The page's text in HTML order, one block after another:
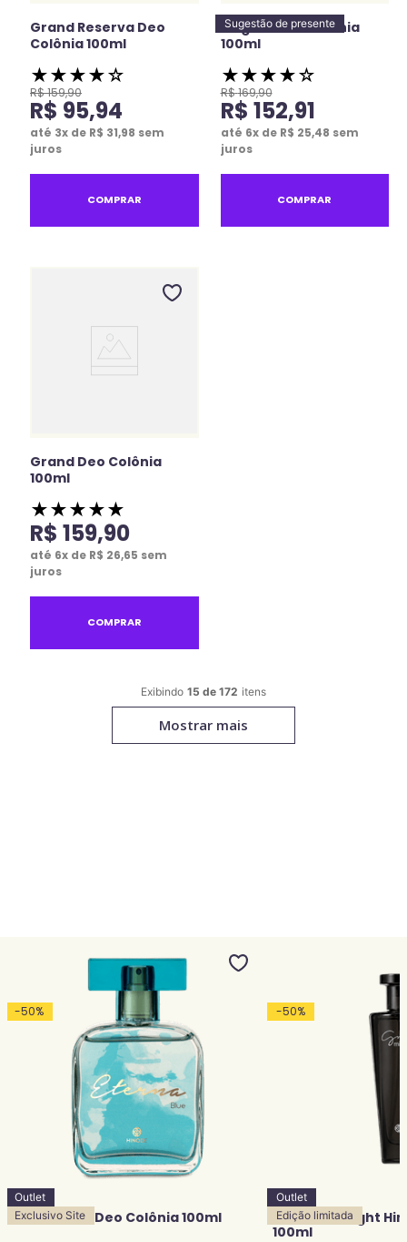
Grand Reserva Deo
Colônia 100ml
★★★★☆
R$159,90
R$ 95,94
até 3x de R$ 31,98 sem
juros
COMPRAR
Sugestão de presente
Enigma Deo Colônia
100ml
★★★★☆
R$169,90
R$ 152,91
até 6x de R$ 25,48 sem
juros
COMPRAR
Grand Deo Colônia
100ml
★★★★★
R$ 159,90
até 6x de R$ 26,65 sem
juros
COMPRAR
15 de 172
Mostrar mais
-50%
Outlet
Exclusivo Site
Eterna Blue Deo Colônia 100ml
-50%
Outlet
Edição limitada
Grace Midnight
100ml